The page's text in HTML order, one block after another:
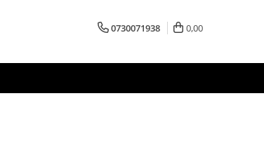
0730071938 0,00